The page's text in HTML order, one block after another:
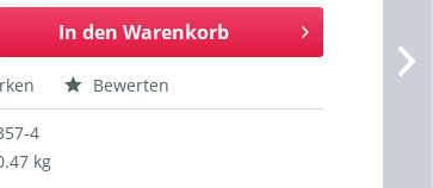
In den Warenkorb
Bewerten
4
kg